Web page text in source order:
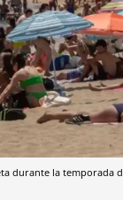
durante la temporada